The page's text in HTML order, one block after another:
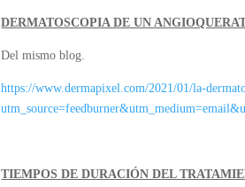
DERMATOSCOPIA DE UN
Del mismo blog.
https://www.dermapixel.com/2021/01/la-
TIEMPOS DE DURACIÓN DEL